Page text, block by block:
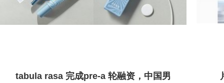
tabula rasa 完成pre-a 轮融资，中国男